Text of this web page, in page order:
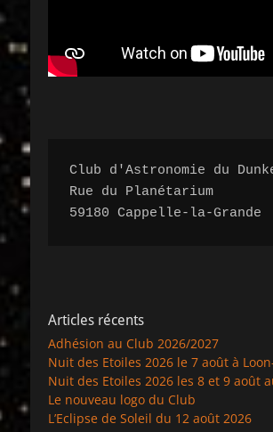
Club d'Astronomie du
Rue du Planétarium
59180 Cappelle-la-Grande
Articles récents
Adhésion au Club 2026/2027
Nuit des Etoiles 2026 le 7 août à
Nuit des Etoiles 2026 les 8 et 9 août
Le nouveau logo du Club
L’Eclipse de Soleil du 12 août 2026